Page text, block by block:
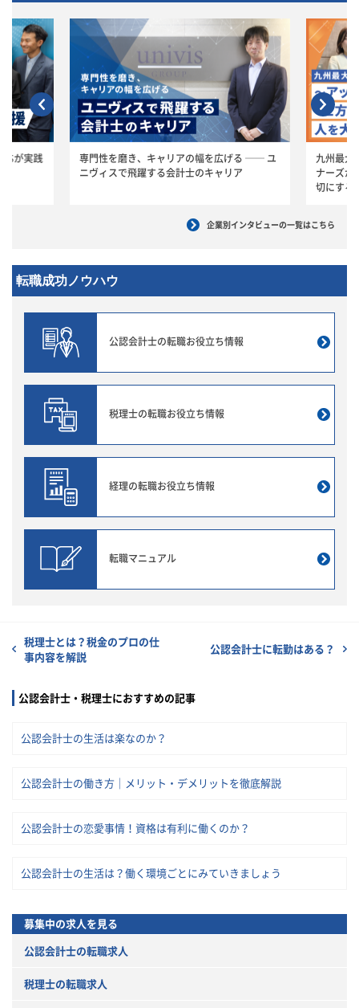
が実践
専門性を磨き、キャリアの幅を広げる ── ユ
ニヴィスで飛躍する会計士のキャリア
九州最大
ナーズが
切にする
企業別インタビューの一覧はこちら
転職成功ノウハウ
公認会計士の転職お役立ち情報
税理士の転職お役立ち情報
経理の転職お役立ち情報
転職マニュアル
税理士とは？税金のプロの仕
事内容を解説
公認会計士に転勤はある？
公認会計士・税理士におすすめの記事
公認会計士の生活は楽なのか？
公認会計士の働き方｜メリット・デメリットを徹底解説
公認会計士の恋愛事情！資格は有利に働くのか？
公認会計士の生活は？働く環境ごとにみていきましょう
募集中の求人を見る
公認会計士の転職求人
税理士の転職求人